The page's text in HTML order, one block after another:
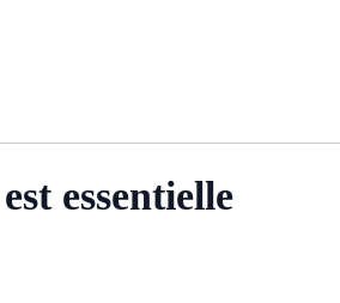
essentielle